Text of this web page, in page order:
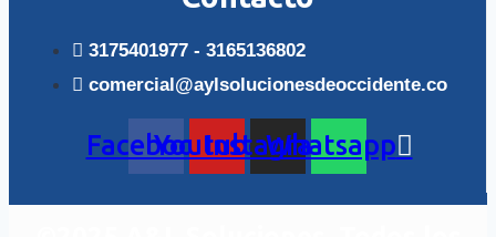
3175401977 - 3165136802
comercial@aylsolucionesdeoccidente.co
FacebookYoutube
Instagram
Whatsapp